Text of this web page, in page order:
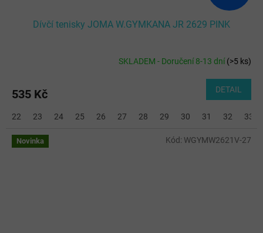
Dívčí tenisky JOMA W.GYMKANA JR 2629 PINK
SKLADEM - Doručení 8-13 dní(>5 ks)
535 Kč DETAIL
22 23 24 25 26 27 28 29 30 31 32 33
Novinka Kód: WGYMW2621V-27